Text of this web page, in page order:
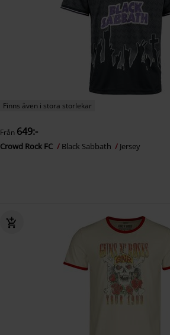
Finns även i stora storlekar
Från 649:-
Crowd Rock FC Black Sabbath Jersey